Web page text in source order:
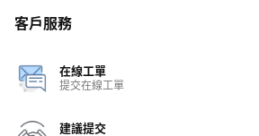
客戶服務
在線工單
提交在線工單
建議提交